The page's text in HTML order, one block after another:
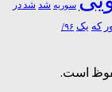
سوریه شد شد در
که یک ۹۶/